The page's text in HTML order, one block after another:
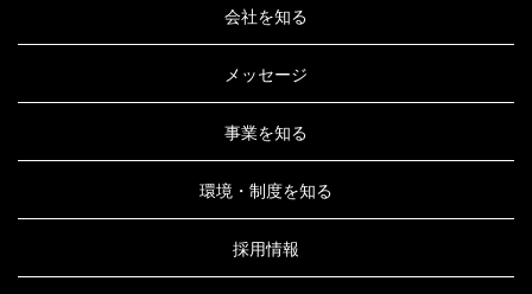
会社を知る
メッセージ
事業を知る
環境・制度を知る
採用情報